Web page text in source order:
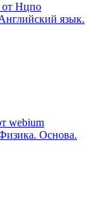
от Нцпо
язык.
webium
Основа.